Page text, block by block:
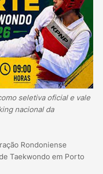
seletiva oficial e vale
nacional da
Rondoniense
Taekwondo em Porto